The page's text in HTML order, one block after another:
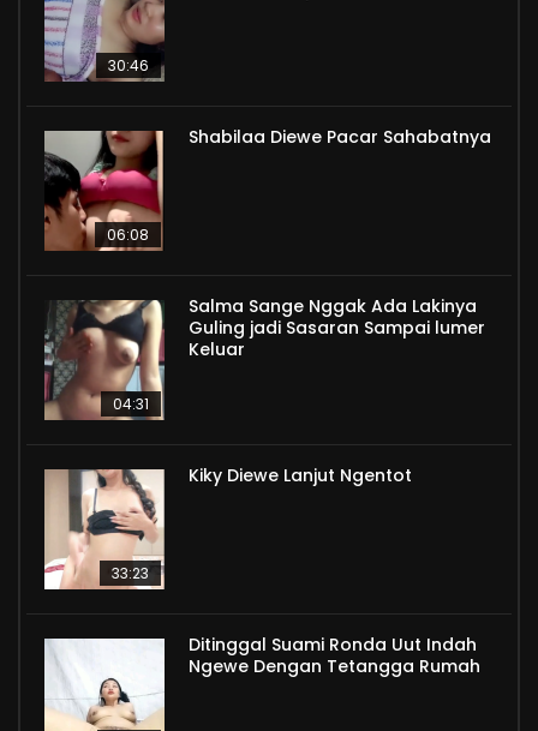
30:46
06:08
Shabilaa Diewe Pacar Sahabatnya
04:31
Salma Sange Nggak Ada Lakinya
Guling jadi Sasaran Sampai lumer
Keluar
33:23
Kiky Diewe Lanjut Ngentot
Ditinggal Suami Ronda Uut Indah
Ngewe Dengan Tetangga Rumah